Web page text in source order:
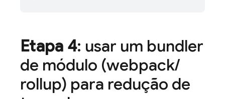
Etapa 4: usar um bundler
de módulo (webpack/
rollup) para redução de